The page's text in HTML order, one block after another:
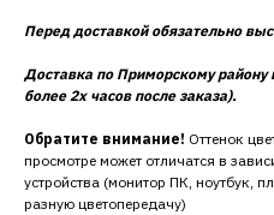
Перед доставкой обязательно
Доставка по Приморскому району
более 2х часов после заказа).
Обратите внимание! Оттенок
просмотре может отличатся в
устройства (монитор ПК, ноутбук,
разную цветопередачу)